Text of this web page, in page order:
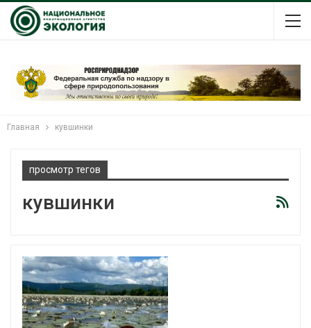
Главная кувшинки
просмотр тегов
кувшинки